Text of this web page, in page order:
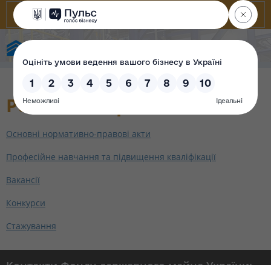
Робота з персоналом
Основні нормативно-правові акти
Професійне навчання та підвищення кваліфікації
Вакансії
Конкурси
Стажування